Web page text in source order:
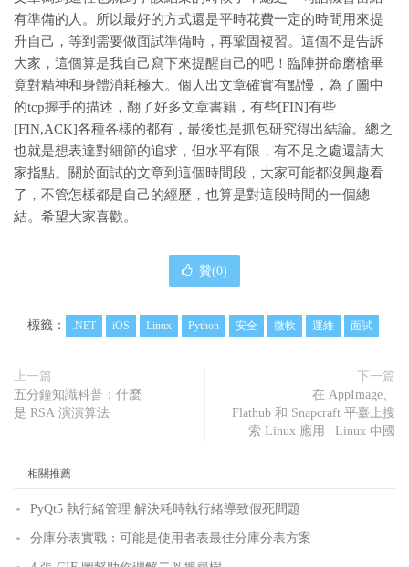
有準備的人。所以最好的方式還是平時花費一定的時間用來提
升自己，等到需要做面試準備時，再鞏固複習。這個不是告訴
大家，這個算是我自己寫下來提醒自己的吧！臨陣拼命磨槍畢
竟對精神和身體消耗極大。個人出文章確實有點慢，為了圖中
的tcp握手的描述，翻了好多文章書籍，有些[FIN]有些
[FIN,ACK]各種各樣的都有，最後也是抓包研究得出結論。總之
也就是想表達對細節的追求，但水平有限，有不足之處還請大
家指點。關於面試的文章到這個時間段，大家可能都沒興趣看
了，不管怎樣都是自己的經歷，也算是對這段時間的一個總
結。希望大家喜歡。
贊(0)
標籤： .NET iOS Linux Python 安全 微軟 運維 面試
上一篇
五分鐘知識科普：什麼
是 RSA 演演算法
下一篇
在 AppImage、
Flathub 和 Snapcraft 平臺上搜
索 Linux 應用 | Linux 中國
相關推薦
PyQt5 執行緒管理 解決耗時執行緒導致假死問題
分庫分表實戰：可能是使用者表最佳分庫分表方案